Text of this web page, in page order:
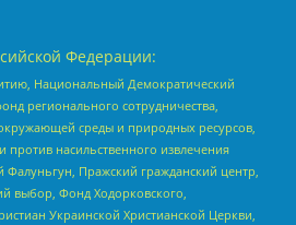
Федерации:
Национальный Демократический
регионального сотрудничества,
среды и природных ресурсов,
насильственного извлечения
Пражский гражданский центр,
выбор, Фонд Ходорковского,
Украинской Христианской Церкви,